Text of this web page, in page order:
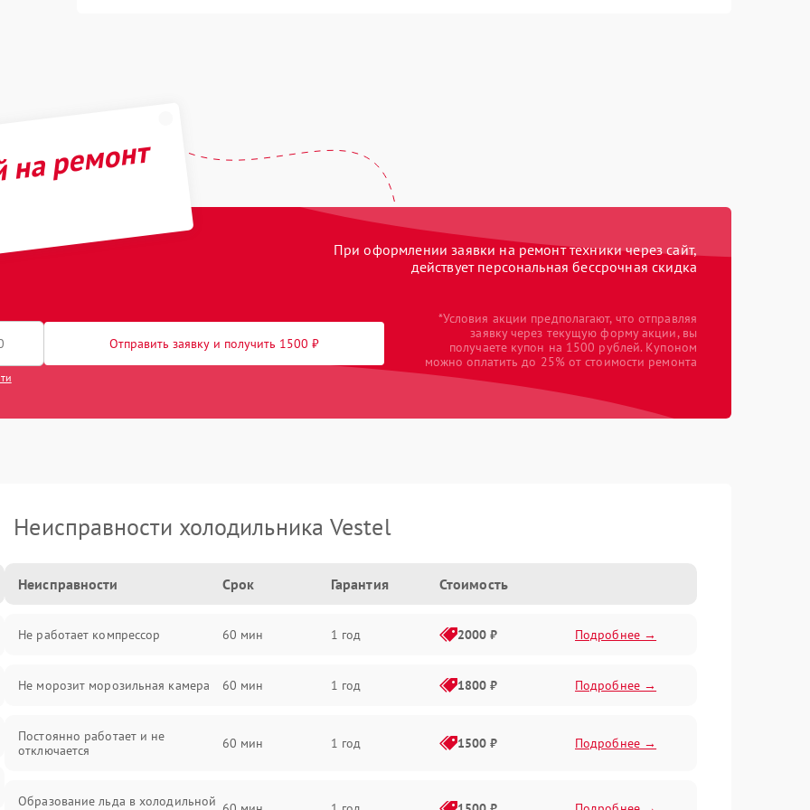
ремонт
При оформлении заявки на ремонт техники через сайт,
действует персональная бессрочная скидка
Отправить заявку и получить 1500 ₽
*Условия акции предполагают, что отправляя
заявку через текущую форму акции, вы
получаете купон на 1500 рублей. Купоном
можно оплатить до 25% от стоимости ремонта
Неисправности холодильника Vestel
Неисправности Срок Гарантия Стоимость
Не работает компрессор 60 мин 1 год 2000 ₽ Подробнее →
Не морозит морозильная камера 60 мин 1 год 1800 ₽ Подробнее →
Постоянно работает и не
отключается
60 мин 1 год 1500 ₽ Подробнее →
Образование льда в холодильной